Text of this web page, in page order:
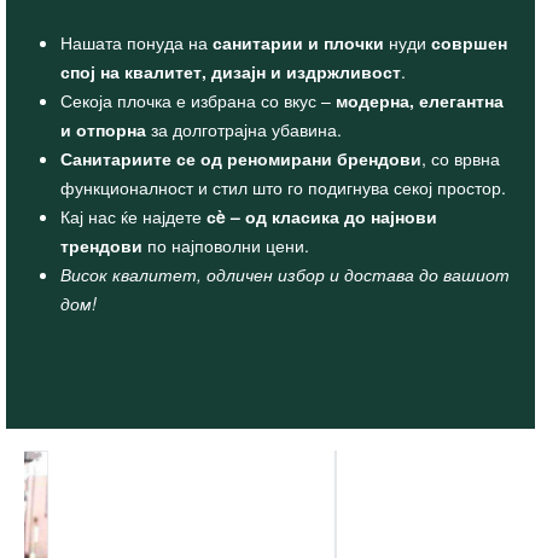
Нашата понуда на санитарии и плочки нуди совршен
спој на квалитет, дизајн и издржливост.
Секоја плочка е избрана со вкус – модерна, елегантна
и отпорна за долготрајна убавина.
Санитариите се од реномирани брендови, со врвна
функционалност и стил што го подигнува секој простор.
Кај нас ќе најдете сè – од класика до најнови
трендови по најповолни цени.
Висок квалитет, одличен избор и достава до вашиот
дом!